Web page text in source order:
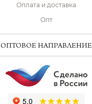
Оплата и доставка
Опт
ОПТОВОЕ НАПРАВЛЕНИЕ